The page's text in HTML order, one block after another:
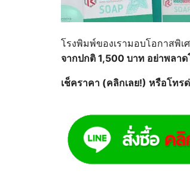
โรงพิมพ์ของเรามอบโอกาส
จากปกติ 1,500 บาท อย่าพลา
เช็คราคา (คลิกเลย!) หรือโทร